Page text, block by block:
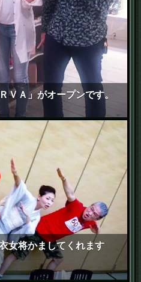
ＶＡ」がオープンです。
女将かましてくれます